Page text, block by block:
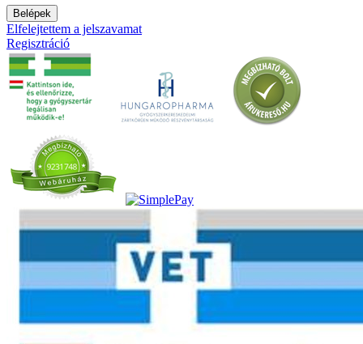
Belépek
Elfelejtettem a jelszavamat
Regisztráció